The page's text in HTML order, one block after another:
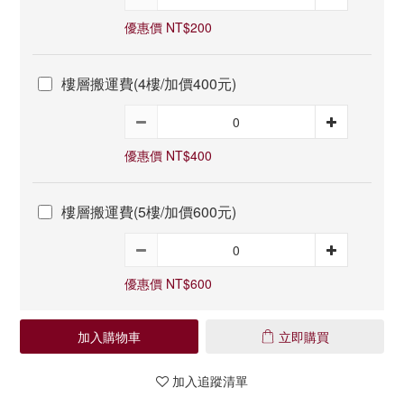
優惠價 NT$200
樓層搬運費(4樓/加價400元)
優惠價 NT$400
樓層搬運費(5樓/加價600元)
優惠價 NT$600
加入購物車 立即購買
加入追蹤清單